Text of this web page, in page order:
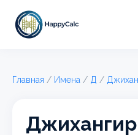
Главная / Имена / Д /
Джихангир